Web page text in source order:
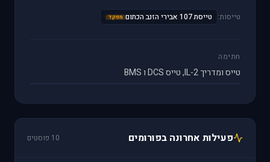
טייסות: טייסת 107 אבירי הזנב הכתום מפקד
חתימה
טייס ומדריך IL-2, טייס DCS ו BMS
פעילות אחרונה בפורומים 10 פוסטים